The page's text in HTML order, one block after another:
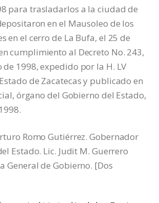
para trasladarlos a la ciudad de
en el Mausoleo de los
en el cerro de La Bufa, el 25 de
cumplimiento al Decreto No. 243,
1998, expedido por la H. LV
de Zacatecas y publicado en
órgano del Gobierno del Estado,
Romo Gutiérrez. Gobernador
Estado. Lic. Judit M. Guerrero
General de Gobierno. [Dos